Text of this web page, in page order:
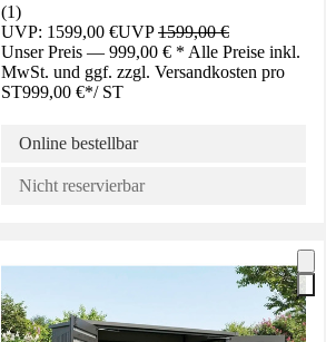
(1)
UVP: 1599,00 €UVP1599,00 €
Unser Preis — 999,00 € * Alle Preise inkl.
MwSt. und ggf. zzgl. Versandkosten pro
ST999,00 €*/ ST
Online bestellbar
Nicht reservierbar